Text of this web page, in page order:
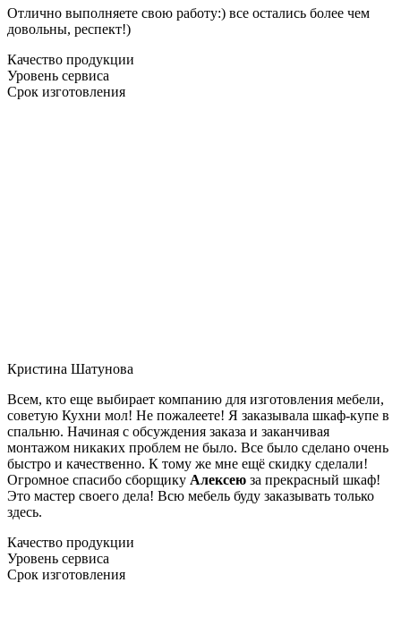
Отлично выполняете свою работу:) все остались более чем
довольны, респект!)
Качество продукции
Уровень сервиса
Срок изготовления
Кристина Шатунова
Всем, кто еще выбирает компанию для изготовления мебели,
советую Кухни мол! Не пожалеете! Я заказывала шкаф-купе в
спальню. Начиная с обсуждения заказа и заканчивая
монтажом никаких проблем не было. Все было сделано очень
быстро и качественно. К тому же мне ещё скидку сделали!
Огромное спасибо сборщику Алексею за прекрасный шкаф!
Это мастер своего дела! Всю мебель буду заказывать только
здесь.
Качество продукции
Уровень сервиса
Срок изготовления